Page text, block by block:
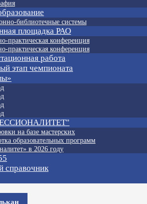
библиотечные системы
площадка РАО
практическая конференция
практическая конференция
работа
этап чемпионата
на базе мастерских
образовательных программ
в 2026 году
справочник